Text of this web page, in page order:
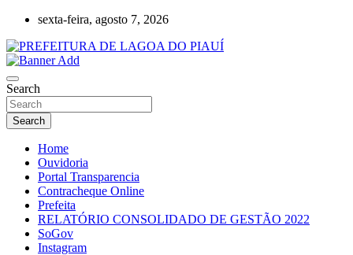
Skip
content
sexta-feira, agosto 7, 2026
PREFEITURA DE LAGOA DO PIAUÍ
Search
Search
Home
Ouvidoria
Portal Transparencia
Contracheque Online
Prefeita
RELATÓRIO CONSOLIDADO DE GESTÃO 2022
SoGov
Instagram